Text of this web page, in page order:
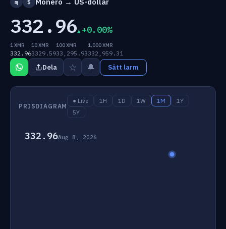
ɱ $
332.96 +0.00%
1 XMR
332.96
10 XMR
3329.59
100 XMR
33,295.93
1,000 XMR
332,959.31
Dela ☆ 🔔 Sätt larm
PRISDIAGRAM
● Live 1H 1D 1W 1M
1Y
5Y
332.96Aug 8, 2026